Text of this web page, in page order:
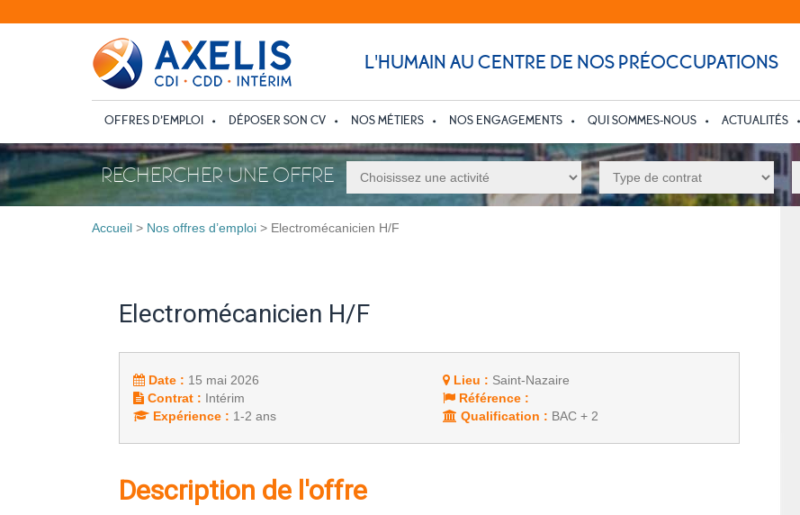
L'HUMAIN AU CENTRE DE NOS PRÉOCCUPATIONS
OFFRES D’EMPLOI DÉPOSER SON CV NOS MÉTIERS NOS ENGAGEMENTS QUI SOMMES-NOUS ACTUALITÉS
RECHERCHER UNE OFFRE
Accueil > Nos offres d’emploi > Electromécanicien H/F
Electromécanicien H/F
Date : 15 mai 2026
Contrat : Intérim
Expérience : 1-2 ans
Lieu : Saint-Nazaire
Référence :
Qualification : BAC + 2
Description de l'offre